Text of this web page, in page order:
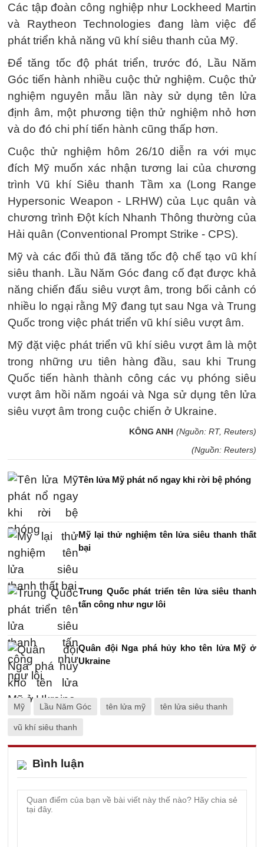
Các tập đoàn công nghiệp như Lockheed Martin
và Raytheon Technologies đang làm việc để
phát triển khả năng vũ khí siêu thanh của Mỹ.
Để tăng tốc độ phát triển, trước đó, Lầu Năm
Góc tiến hành nhiều cuộc thử nghiệm. Cuộc thử
nghiệm nguyên mẫu lần này sử dụng tên lửa
định âm, một phương tiện thử nghiệm nhỏ hơn
và do đó chi phí tiến hành cũng thấp hơn.
Cuộc thử nghiệm hôm 26/10 diễn ra với mục
đích Mỹ muốn xác nhận tương lai của chương
trình Vũ khí Siêu thanh Tầm xa (Long Range
Hypersonic Weapon - LRHW) của Lục quân và
chương trình Đột kích Nhanh Thông thường của
Hải quân (Conventional Prompt Strike - CPS).
Mỹ và các đối thủ đã tăng tốc độ chế tạo vũ khí
siêu thanh. Lầu Năm Góc đang cố đạt được khả
năng chiến đấu siêu vượt âm, trong bối cảnh có
nhiều lo ngại rằng Mỹ đang tụt sau Nga và Trung
Quốc trong việc phát triển vũ khí siêu vượt âm.
Mỹ đặt việc phát triển vũ khí siêu vượt âm là một
trong những ưu tiên hàng đầu, sau khi Trung
Quốc tiến hành thành công các vụ phóng siêu
vượt âm hồi năm ngoái và Nga sử dụng tên lửa
siêu vượt âm trong cuộc chiến ở Ukraine.
KÔNG ANH (Nguồn: RT, Reuters)
(Nguồn: Reuters)
Tên lửa Mỹ phát nổ ngay khi rời bệ phóng
Mỹ lại thử nghiệm tên lửa siêu thanh thất
bại
Trung Quốc phát triển tên lửa siêu thanh
tấn công như ngư lôi
Quân đội Nga phá hủy kho tên lửa Mỹ ở
Ukraine
Mỹ Lầu Năm Góc tên lửa mỹ tên lửa siêu thanh
vũ khí siêu thanh
Bình luận